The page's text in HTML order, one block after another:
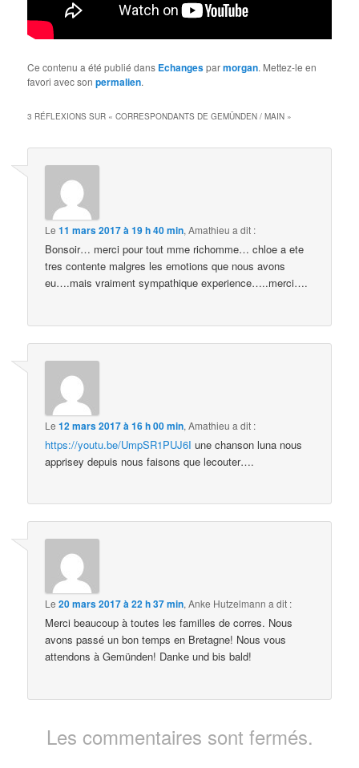
Ce contenu a été publié dans Echangesparmorgan. Mettez-le en
favori avec sonpermalien.
3 RÉFLEXIONS SUR «CORRESPONDANTS DE GEMÜNDEN / MAIN »
Le11 mars 2017 à 19 h 40 min,Amathieu a dit :
Bonsoir… merci pour tout mme richomme… chloe a ete
tres contente malgres les emotions que nous avons
eu….mais vraiment sympathique experience…..merci….
Le12 mars 2017 à 16 h 00 min,Amathieu a dit :
https://youtu.be/UmpSR1PUJ6I une chanson luna nous
apprisey depuis nous faisons que lecouter….
Le20 mars 2017 à 22 h 37 min,Anke Hutzelmann a dit :
Merci beaucoup à toutes les familles de corres. Nous
avons passé un bon temps en Bretagne! Nous vous
attendons à Gemünden! Danke und bis bald!
Les commentaires sont fermés.